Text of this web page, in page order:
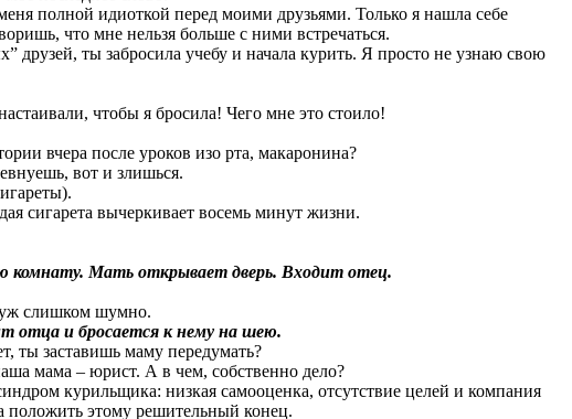
полной идиоткой перед моими друзьями. Только я нашла себе
что мне нельзя больше с ними встречаться.
друзей, ты забросила учебу и начала курить. Я просто не узнаю свою
чтобы я бросила! Чего мне это стоило!
вчера после уроков изо рта, макаронина?
вот и злишься.
сигарета вычеркивает восемь минут жизни.
комнату. Мать открывает дверь. Входит отец.
слишком шумно.
отца и бросается к нему на шею.
ты заставишь маму передумать?
мама – юрист. А в чем, собственно дело?
курильщика: низкая самооценка, отсутствие целей и компания
положить этому решительный конец.